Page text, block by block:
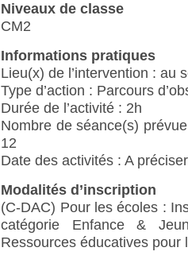
Niveaux de classe
CM2
Informations pratiques
Lieu(x) de l’intervention : au
Type d’action : Parcours
Durée de l’activité : 2h
Nombre de séance(s)
12
Date des activités : A
Modalités d’inscription
(C-DAC) Pour les écoles :
catégorie Enfance &
Ressources éducatives